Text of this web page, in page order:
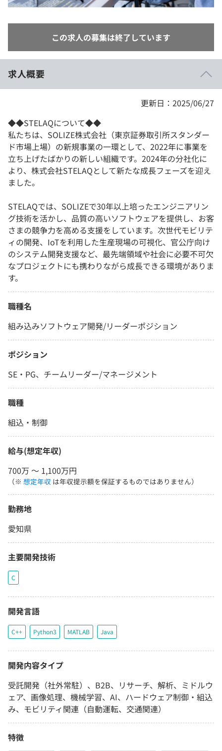
学校向けプラン
この求人の募集は終了しています
求人概要
更新日：2025/06/27
◆◆STELAQについて◆◆
私たちは、SOLIZE株式会社（東京証券取引所スタンダー
ド市場上場）の新規事業の一環として、2022年に事業を
立ち上げたばかりの新しい組織です。2024年の分社化に
より、株式会社STELAQとして新たな成長フェーズを迎え
ました。
STELAQでは、SOLIZEで30年以上培ったエンジニアリン
グ技術を活かし、品質の高いソフトウェアを提供し、お客
さまの競争力を高める支援をしています。次世代モビリテ
ィの開発、IoTを利用した生産現場の可視化、官公庁向け
のシステム開発支援など、最先端領域や社会に必要不可欠
なプロジェクトにも携わりながら成長できる環境がありま
す。
職種名
組み込みソフトウェア開発/リーダーポジション
ポジション
SE・PG、チームリーダー/マネージメント
職種
組込・制御
給与(想定年収)
700万 〜 1,100万円
（※ 想定年収 は年収提示額を保証するものではありません）
勤務地
愛知県
主要開発技術
C
開発言語
C++ Python3 MATLAB Java
開発内容タイプ
受託開発（社外常駐）、B2B、リサーチ、解析、ミドルウ
ェア、画像処理、機械学習、AI、ハードウェア制御・組込
み、モビリティ関連（自動運転、交通関連）
特徴